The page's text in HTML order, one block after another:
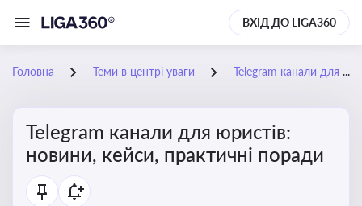
ВХІД ДО LIGA360
Головна Теми в центрі уваги Telegram канали для юристів: новини, кейси, практичні поради
Telegram канали для юристів:
новини, кейси, практичні поради